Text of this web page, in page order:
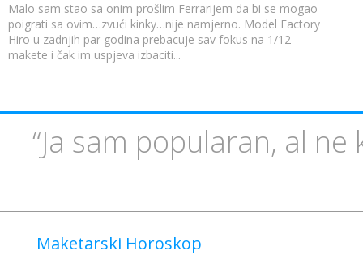
Malo sam stao sa onim prošlim Ferrarijem da bi se mogao
poigrati sa ovim…zvući kinky…nije namjerno. Model Factory
Hiro u zadnjih par godina prebacuje sav fokus na 1/12
makete i čak im uspjeva izbaciti...
“Ja sam popularan, al ne
Maketarski Horoskop